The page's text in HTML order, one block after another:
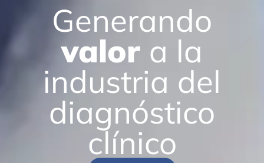
Generando
valor a la
industria del
diagnóstico
clínico